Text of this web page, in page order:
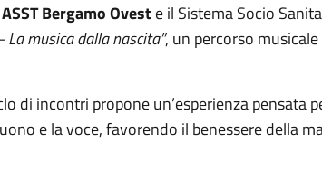
ASST Bergamo Oveste il Sistema Socio
La musica dalla nascita”, un percorso
di incontri propone un’esperienza pensata
e la voce, favorendo il benessere della